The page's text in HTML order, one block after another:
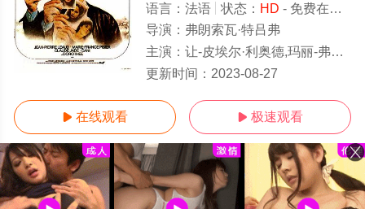
HD
语言： 法语 状态： HD - 免费在线观看
导演： 弗朗索瓦·特吕弗
主演： 让-皮埃尔·利奥德,玛丽-弗朗丝·皮西尔,克洛德·雅德,Dani,多萝茜,丹尼尔·梅斯吉什,朱利安·贝尔托,罗茜·瓦尔特
更新时间： 2023-08-27
 在线观看  极速观看